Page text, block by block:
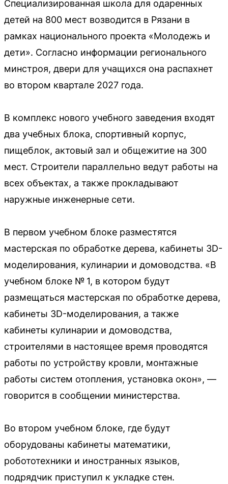
Специализированная школа для одаренных
детей на 800 мест возводится в Рязани в
рамках национального проекта «Молодежь и
дети». Согласно информации регионального
минстроя, двери для учащихся она распахнет
во втором квартале 2027 года.
В комплекс нового учебного заведения входят
два учебных блока, спортивный корпус,
пищеблок, актовый зал и общежитие на 300
мест. Строители параллельно ведут работы на
всех объектах, а также прокладывают
наружные инженерные сети.
В первом учебном блоке разместятся
мастерская по обработке дерева, кабинеты 3D-
моделирования, кулинарии и домоводства. «В
учебном блоке № 1, в котором будут
размещаться мастерская по обработке дерева,
кабинеты 3D-моделирования, а также
кабинеты кулинарии и домоводства,
строителями в настоящее время проводятся
работы по устройству кровли, монтажные
работы систем отопления, установка окон», —
говорится в сообщении министерства.
Во втором учебном блоке, где будут
оборудованы кабинеты математики,
робототехники и иностранных языков,
подрядчик приступил к укладке стен.